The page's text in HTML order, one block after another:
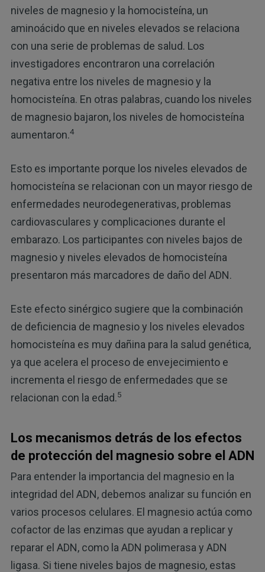
niveles de magnesio y la homocisteína, un
aminoácido que en niveles elevados se relaciona
con una serie de problemas de salud. Los
investigadores encontraron una correlación
negativa entre los niveles de magnesio y la
homocisteína. En otras palabras, cuando los niveles
de magnesio bajaron, los niveles de homocisteína
aumentaron.4
Esto es importante porque los niveles elevados de
homocisteína se relacionan con un mayor riesgo de
enfermedades neurodegenerativas, problemas
cardiovasculares y complicaciones durante el
embarazo. Los participantes con niveles bajos de
magnesio y niveles elevados de homocisteína
presentaron más marcadores de daño del ADN.
Este efecto sinérgico sugiere que la combinación
de deficiencia de magnesio y los niveles elevados
homocisteína es muy dañina para la salud genética,
ya que acelera el proceso de envejecimiento e
incrementa el riesgo de enfermedades que se
relacionan con la edad.5
Los mecanismos detrás de los efectos
de protección del magnesio sobre el ADN
Para entender la importancia del magnesio en la
integridad del ADN, debemos analizar su función en
varios procesos celulares. El magnesio actúa como
cofactor de las enzimas que ayudan a replicar y
reparar el ADN, como la ADN polimerasa y ADN
ligasa. Si tiene niveles bajos de magnesio, estas